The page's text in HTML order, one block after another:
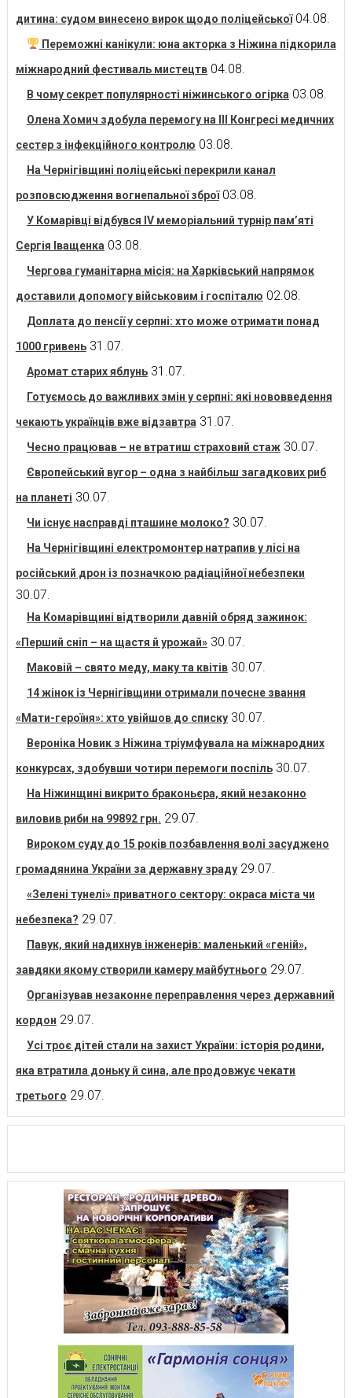
дитина: судом винесено вирок щодо поліцейської 04.08.
Переможні канікули: юна акторка з Ніжина підкорила
міжнародний фестиваль мистецтв 04.08.
В чому секрет популярності ніжинського огірка 03.08.
Олена Хомич здобула перемогу на ІІІ Конгресі медичних
сестер з інфекційного контролю 03.08.
На Чернігівщині поліцейські перекрили канал
розповсюдження вогнепальної зброї 03.08.
У Комарівці відбувся IV меморіальний турнір пам’яті
Сергія Іващенка 03.08.
Чергова гуманітарна місія: на Харківський напрямок
доставили допомогу військовим і госпіталю 02.08.
Доплата до пенсії у серпні: хто може отримати понад
1000 гривень 31.07.
Аромат старих яблунь 31.07.
Готуємось до важливих змін у серпні: які нововведення
чекають українців вже відзавтра 31.07.
Чесно працював – не втратиш страховий стаж 30.07.
Європейський вугор – одна з найбільш загадкових риб
на планеті 30.07.
Чи існує насправді пташине молоко? 30.07.
На Чернігівщині електромонтер натрапив у лісі на
російський дрон із позначкою радіаційної небезпеки
30.07.
На Комарівщині відтворили давній обряд зажинок:
«Перший сніп – на щастя й урожай» 30.07.
Маковій – свято меду, маку та квітів 30.07.
14 жінок із Чернігівщини отримали почесне звання
«Мати-героїня»: хто увійшов до списку 30.07.
Вероніка Новик з Ніжина тріумфувала на міжнародних
конкурсах, здобувши чотири перемоги поспіль 30.07.
На Ніжинщині викрито браконьєра, який незаконно
виловив риби на 99892 грн. 29.07.
Вироком суду до 15 років позбавлення волі засуджено
громадянина України за державну зраду 29.07.
«Зелені тунелі» приватного сектору: окраса міста чи
небезпека? 29.07.
Павук, який надихнув інженерів: маленький «геній»,
завдяки якому створили камеру майбутнього 29.07.
Організував незаконне переправлення через державний
кордон 29.07.
Усі троє дітей стали на захист України: історія родини,
яка втратила доньку й сина, але продовжує чекати
третього 29.07.